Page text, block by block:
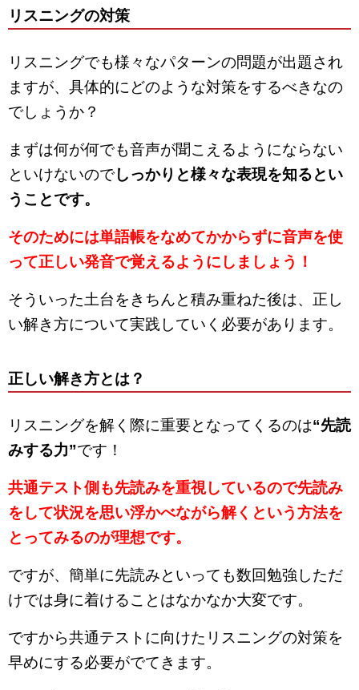
リスニングの対策
リスニングでも様々なパターンの問題が出題され
ますが、具体的にどのような対策をするべきなの
でしょうか？
まずは何が何でも音声が聞こえるようにならない
といけないのでしっかりと様々な表現を知るとい
うことです。
そのためには単語帳をなめてかからずに音声を使
って正しい発音で覚えるようにしましょう！
そういった土台をきちんと積み重ねた後は、正し
い解き方について実践していく必要があります。
正しい解き方とは？
リスニングを解く際に重要となってくるのは“先読
みする力”です！
共通テスト側も先読みを重視しているので先読み
をして状況を思い浮かべながら解くという方法を
とってみるのが理想です。
ですが、簡単に先読みといっても数回勉強しただ
けでは身に着けることはなかなか大変です。
ですから共通テストに向けたリスニングの対策を
早めにする必要がでてきます。